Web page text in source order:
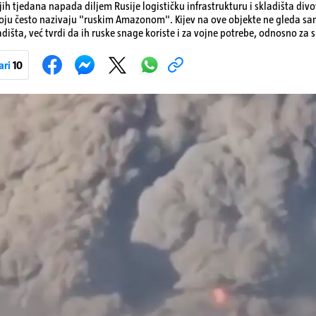
tjedana napada diljem Rusije logističku infrastrukturu i skladišta
često nazivaju "ruskim Amazonom". Kijev na ove objekte ne gleda
već tvrdi da ih ruske snage koriste i za vojne potrebe, odnosno
ukrajinske poštanske i logističke infrastrukture te kao način da
na ruski teritorij i približe običnim građanima.
10